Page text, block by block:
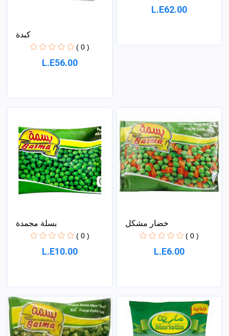
كبدة
( 0 )
L.E56.00
L.E62.00
بسلة مجمدة
( 0 )
L.E10.00
خضار مشكل
( 0 )
L.E6.00